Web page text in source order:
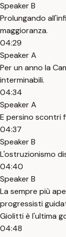
Speaker B
Prolungando
maggioranza.
04:29
Speaker A
Per un anno la
interminabili.
04:34
Speaker A
E persino scontri
04:37
Speaker B
L'ostruzionismo
04:40
Speaker B
La sempre più
progressisti
Giolitti è l'ultima
04:48